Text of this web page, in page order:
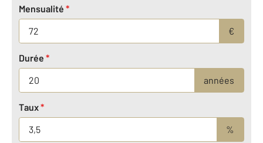
Mensualité *
€
Durée *
années
Taux*
%